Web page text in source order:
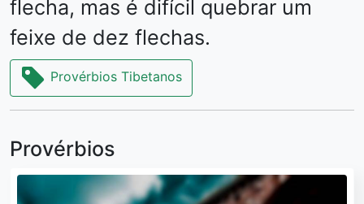
flecha, mas é difícil quebrar um
feixe de dez flechas.
Provérbios Tibetanos
Provérbios